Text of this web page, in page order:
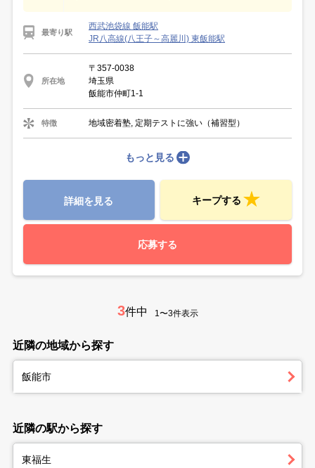
最寄り駅
西武池袋線 飯能駅
JR八高線(八王子～高麗川) 東飯能駅
所在地
〒357-0038
埼玉県
飯能市仲町1-1
特徴 地域密着塾, 定期テストに強い（補習型）
もっと見る
詳細を見る キープする
応募する
3件中 1〜3件表示
近隣の地域から探す
飯能市
近隣の駅から探す
東福生